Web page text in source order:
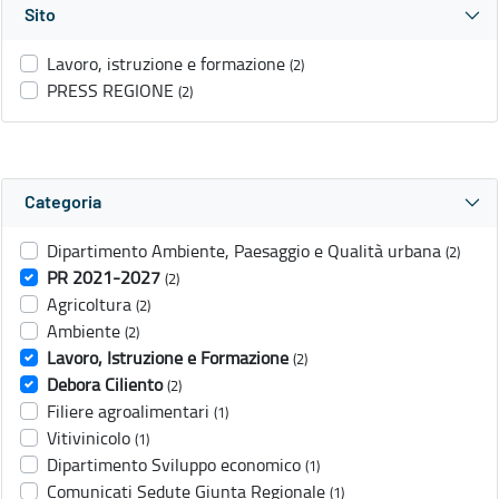
Sito
Lavoro, istruzione e formazione (2)
PRESS REGIONE (2)
Categoria
Dipartimento Ambiente, Paesaggio e Qualità urbana (2)
PR 2021-2027 (2)
Agricoltura (2)
Ambiente (2)
Lavoro, Istruzione e Formazione (2)
Debora Ciliento (2)
Filiere agroalimentari (1)
Vitivinicolo (1)
Dipartimento Sviluppo economico (1)
Comunicati Sedute Giunta Regionale (1)